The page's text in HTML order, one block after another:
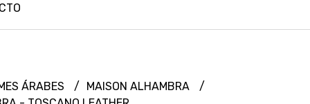
ÁRABES
MAISON ALHAMBRA